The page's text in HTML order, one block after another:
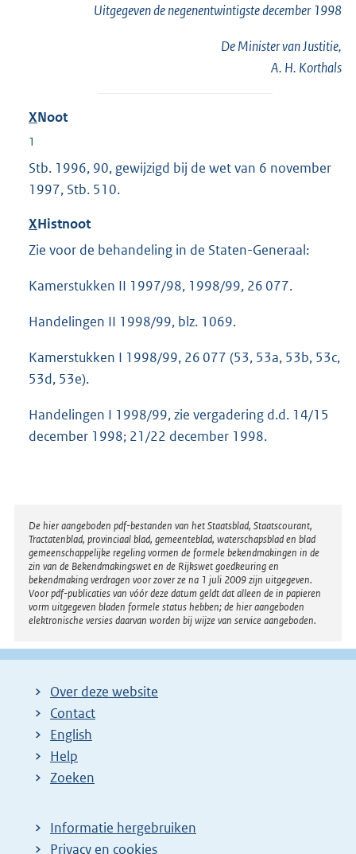
Uitgegeven denegenentwintigstedecember 1998
De Minister van Justitie,
A. H. Korthals
XNoot
1
Stb. 1996, 90, gewijzigd bij de wet van 6 november
1997, Stb. 510.
XHistnoot
Zie voor de behandeling in de Staten-Generaal:
Kamerstukken II 1997/98, 1998/99, 26 077.
Handelingen II 1998/99, blz. 1069.
Kamerstukken I 1998/99, 26 077 (53, 53a, 53b, 53c,
53d, 53e).
Handelingen I 1998/99, zie vergadering d.d. 14/15
december 1998; 21/22 december 1998.
Disclaimer
De hier aangeboden pdf-bestanden van het Staatsblad, Staatscourant,
Tractatenblad, provinciaal blad, gemeenteblad, waterschapsblad en blad
gemeenschappelijke regeling vormen de formele bekendmakingen in de
zin van de Bekendmakingswet en de Rijkswet goedkeuring en
bekendmaking verdragen voor zover ze na 1 juli 2009 zijn uitgegeven.
Voor pdf-publicaties van vóór deze datum geldt dat alleen de in papieren
vorm uitgegeven bladen formele status hebben; de hier aangeboden
elektronische versies daarvan worden bij wijze van service aangeboden.
Over deze website
Contact
English
Help
Zoeken
Informatie hergebruiken
Privacy en cookies